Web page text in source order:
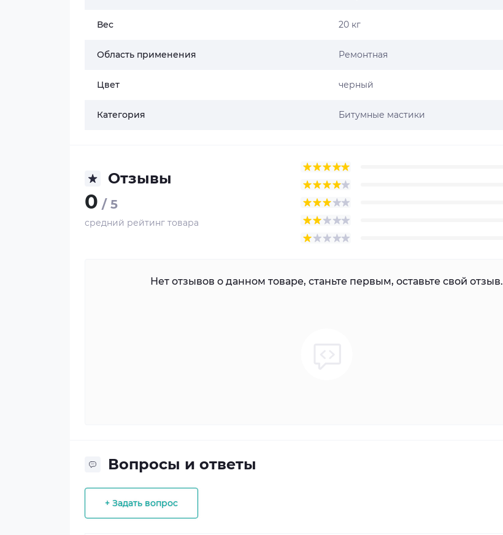
Вес 20 кг
Область применения Ремонтная
Цвет черный
Категория Битумные мастики
Отзывы
0 / 5
средний рейтинг товара
Нет отзывов о данном товаре, станьте первым, оставьте свой отзыв.
Вопросы и ответы
+ Задать вопрос